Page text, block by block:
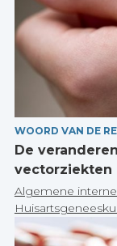
WOORD VAN DE
De
vectorziekten
Algemene